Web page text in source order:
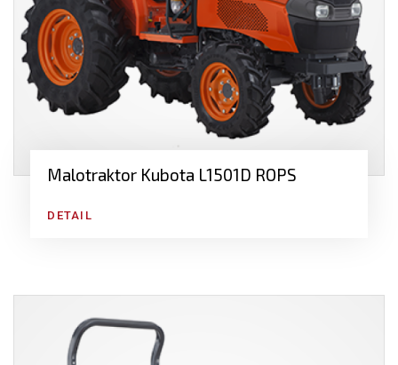
Malotraktor Kubota L1501D ROPS
DETAIL